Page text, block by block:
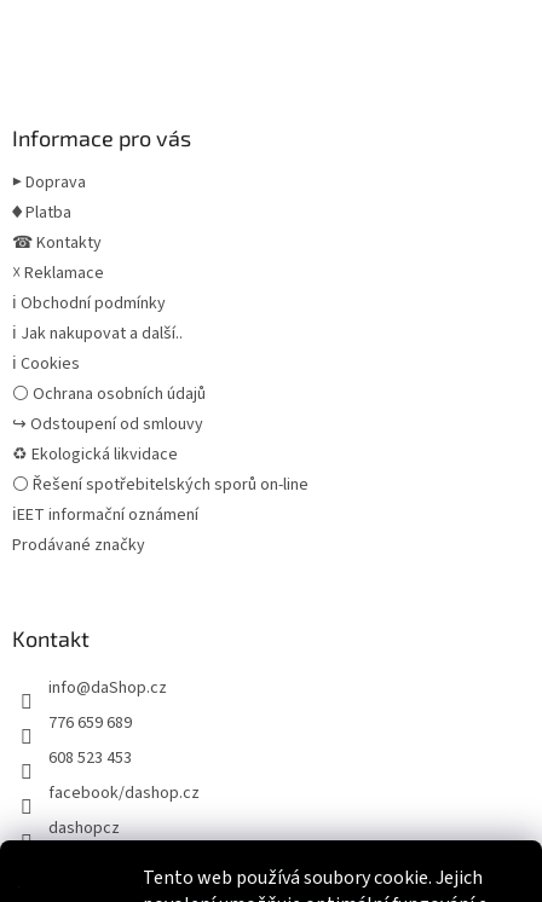
Tento web používá soubory cookie. Jejich
Informace pro vás
▶ Doprava
♦ Platba
☎ Kontakty
☓ Reklamace
ℹ Obchodní podmínky
ℹ Jak nakupovat a další..
ℹ Cookies
⚪ Ochrana osobních údajů
↪ Odstoupení od smlouvy
♻ Ekologická likvidace
⚪ Řešení spotřebitelských sporů on-line
ℹEET informační oznámení
Prodávané značky
Kontakt
info@daShop.cz
776 659 689
608 523 453
facebook/dashop.cz
dashopcz